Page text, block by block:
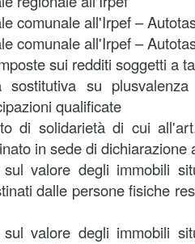
comunale all'Irpef –
comunale all'Irpef –
sui redditi soggetti a
sostitutiva su
qualificate
di solidarietà di cui
in sede di dichiarazione
valore degli immobili
dalle persone fisiche
valore degli immobili